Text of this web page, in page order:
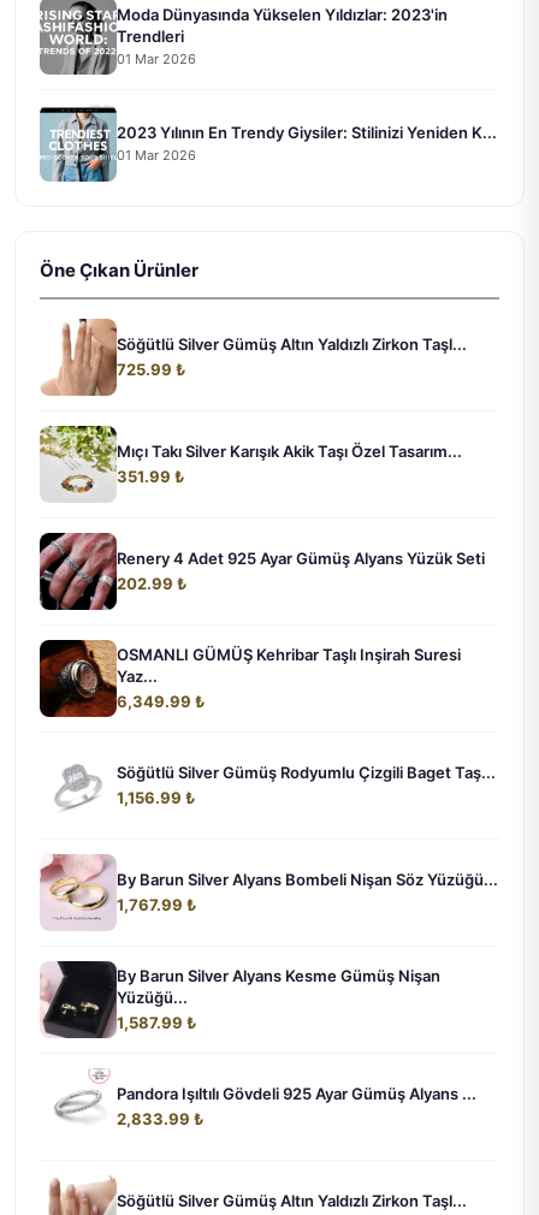
Moda Dünyasında Yükselen Yıldızlar: 2023'in
Trendleri
01 Mar 2026
2023 Yılının En Trendy Giysiler: Stilinizi Yeniden K...
01 Mar 2026
Öne Çıkan Ürünler
Söğütlü Silver Gümüş Altın Yaldızlı Zirkon Taşl...
725.99 ₺
Mıçı Takı Silver Karışık Akik Taşı Özel Tasarım...
351.99 ₺
Renery 4 Adet 925 Ayar Gümüş Alyans Yüzük Seti
202.99 ₺
OSMANLI GÜMÜŞ Kehribar Taşlı Inşirah Suresi
Yaz...
6,349.99 ₺
Söğütlü Silver Gümüş Rodyumlu Çizgili Baget Taş...
1,156.99 ₺
By Barun Silver Alyans Bombeli Nişan Söz Yüzüğü...
1,767.99 ₺
By Barun Silver Alyans Kesme Gümüş Nişan
Yüzüğü...
1,587.99 ₺
Pandora Işıltılı Gövdeli 925 Ayar Gümüş Alyans ...
2,833.99 ₺
Söğütlü Silver Gümüş Altın Yaldızlı Zirkon Taşl...